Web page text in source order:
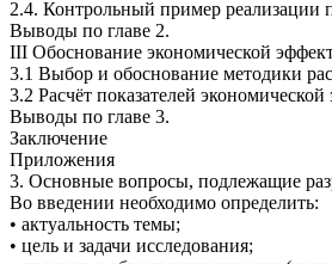
2.4. Контрольный пример реализации
Выводы по главе 2.
III Обоснование экономической
3.1 Выбор и обоснование методики
3.2 Расчёт показателей
Выводы по главе 3.
Заключение
Приложения
3. Основные вопросы, подлежащие
Во введении необходимо определить:
• актуальность темы;
• цель и задачи исследования;